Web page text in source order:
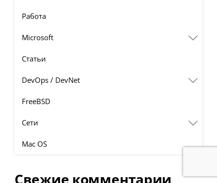
Работа
Microsoft
Статьи
DevOps / DevNet
FreeBSD
Сети
Mac OS
Свежие комментарии